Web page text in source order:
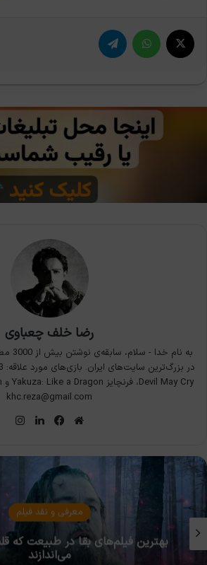
رضا خلف چعباوی
به
khc.reza@gmail.com
وبسایت
فیس
لینکدین
معرفی و نقد فیلم
بهترین فیلم‌های درام تاریخی که
واقعی ساخته شده‌اند